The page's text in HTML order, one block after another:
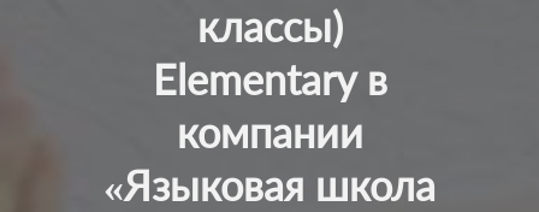
классы)
Elementary в
компании
«Языковая школа